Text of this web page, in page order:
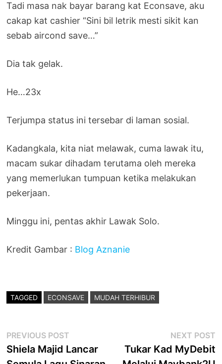
Tadi masa nak bayar barang kat Econsave, aku
cakap kat cashier “Sini bil letrik mesti sikit kan
sebab aircond save…”
Dia tak gelak.
He…23x
Terjumpa status ini tersebar di laman sosial.
Kadangkala, kita niat melawak, cuma lawak itu,
macam sukar dihadam terutama oleh mereka
yang memerlukan tumpuan ketika melakukan
pekerjaan.
Minggu ini, pentas akhir Lawak Solo.
Kredit Gambar : Blog Aznanie
TAGGED ECONSAVE MUDAH TERHIBUR
Post
navigation
PREVIOUS POST
post:
Shiela Majid Lancar
NEXT POST
Tukar Kad MyDebit